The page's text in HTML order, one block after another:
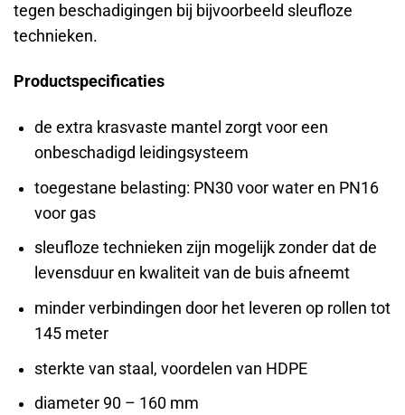
tegen beschadigingen bij bijvoorbeeld sleufloze
technieken.
Productspecificaties
de extra krasvaste mantel zorgt voor een
onbeschadigd leidingsysteem
toegestane belasting: PN30 voor water en PN16
voor gas
sleufloze technieken zijn mogelijk zonder dat de
levensduur en kwaliteit van de buis afneemt
minder verbindingen door het leveren op rollen tot
145 meter
sterkte van staal, voordelen van HDPE
diameter90 – 160 mm